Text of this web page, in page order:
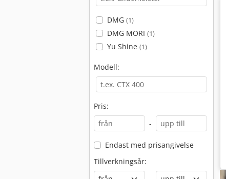
DMG (1)
DMG MORI (1)
Yu Shine (1)
Modell:
Pris:
-
Endast med prisangivelse
Tillverkningsår: